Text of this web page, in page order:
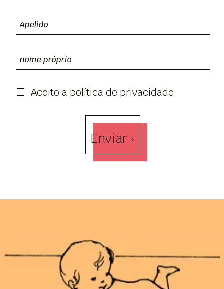
Aceito a política de privacidade
Enviar ›